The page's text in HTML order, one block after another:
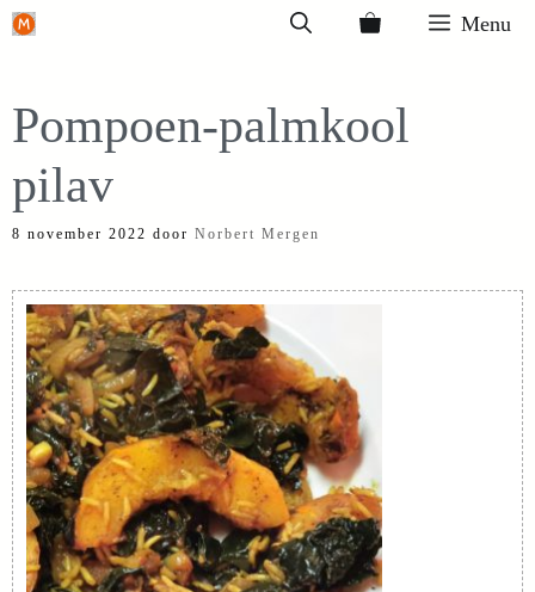
Ga
inhoud
Menu
Pompoen-palmkool
pilav
8 november 2022 door Norbert Mergen